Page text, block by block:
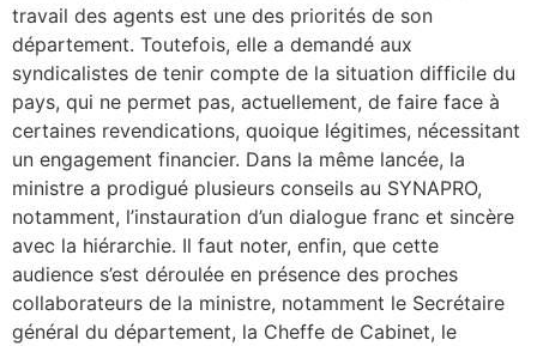
travail des agents est une des priorités de son
département. Toutefois, elle a demandé aux
syndicalistes de tenir compte de la situation difficile du
pays, qui ne permet pas, actuellement, de faire face à
certaines revendications, quoique légitimes, nécessitant
un engagement financier. Dans la même lancée, la
ministre a prodigué plusieurs conseils au SYNAPRO,
notamment, l’instauration d’un dialogue franc et sincère
avec la hiérarchie. Il faut noter, enfin, que cette
audience s’est déroulée en présence des proches
collaborateurs de la ministre, notamment le Secrétaire
général du département, la Cheffe de Cabinet, le